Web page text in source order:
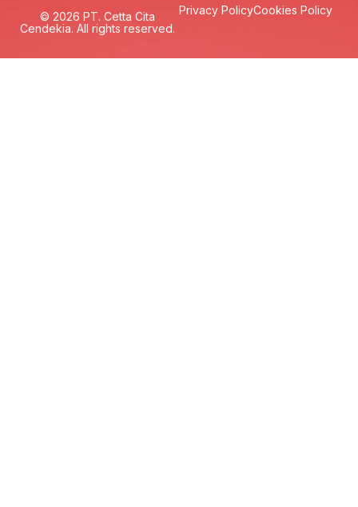
© 2026 PT. Cetta Cita
Cendekia. All rights reserved.
Privacy PolicyCookies Policy